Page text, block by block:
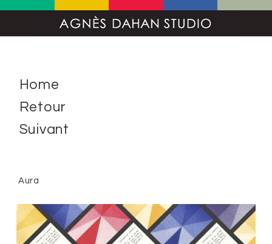
Home
Retour
Suivant
Aura